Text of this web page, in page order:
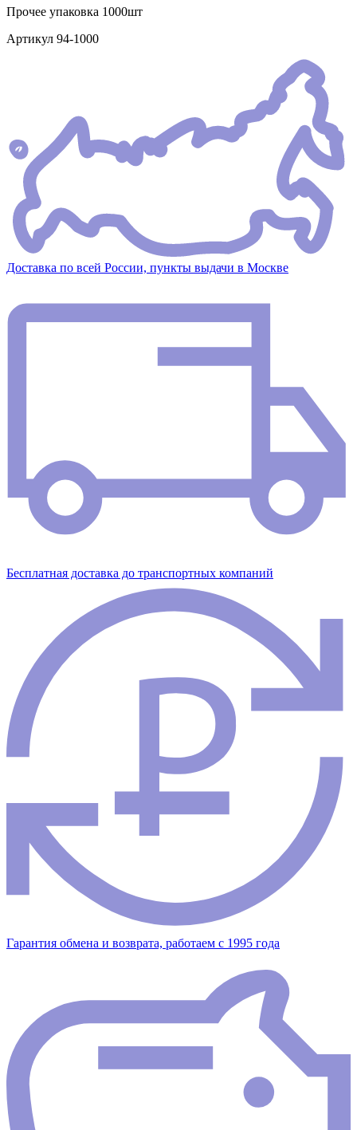
Прочее упаковка 1000шт
Артикул 94-1000
Доставка по всей России, пункты выдачи в Москве
Бесплатная доставка до транспортных компаний
Гарантия обмена и возврата, работаем с 1995 года